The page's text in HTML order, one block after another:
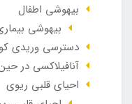
بیهوشی اطفال
بیهوشی
دسترسی وریدی
آنافيلاکسی در
احیای قلبی ریوی